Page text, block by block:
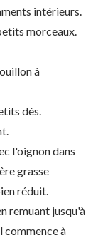
intérieurs.
morceaux.
à
dés.
l'oignon dans
grasse
réduit.
remuant jusqu'à
commence à